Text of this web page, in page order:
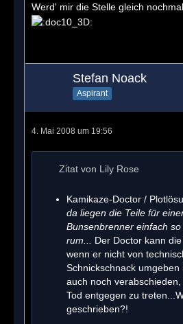
Werd' mir die Stelle gleich
Stefan Noack
Aspirant
4. Mai 2008 um 19:56
Zitat von Lily Rose
Kamikaze-Doctor /
da liegen die Teile für
Bunsenbrenner einfach
rum...
Der Doctor kann
wenn er nicht von
Schnickschnack umgeben
auch noch
Tod entgegen zu
geschrieben?!